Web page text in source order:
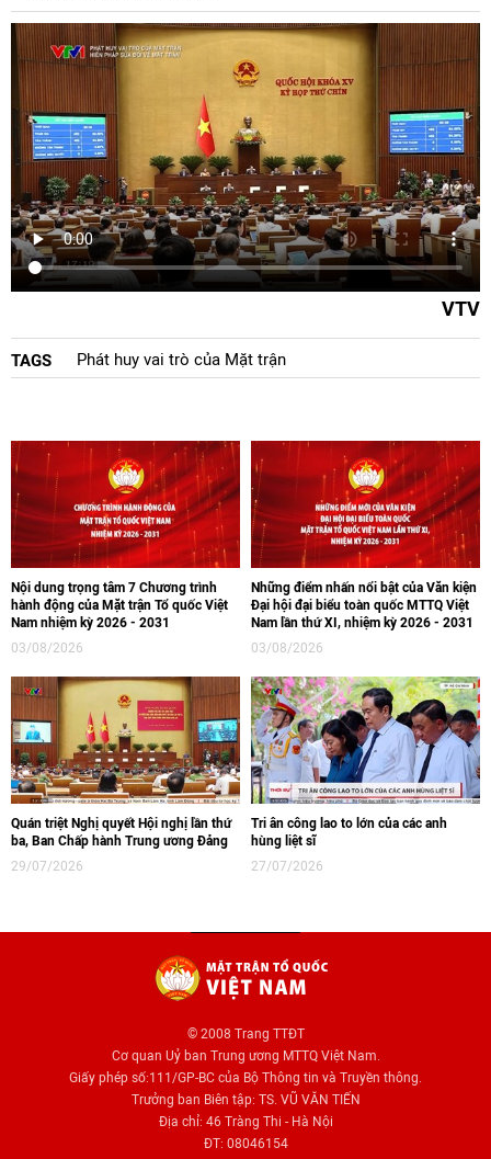
VTV
TAGS Phát huy vai trò của Mặt trận
Nội dung trọng tâm 7 Chương trình
hành động của Mặt trận Tổ quốc Việt
Nam nhiệm kỳ 2026 - 2031
03/08/2026
Những điểm nhấn nổi bật của Văn kiện
Đại hội đại biểu toàn quốc MTTQ Việt
Nam lần thứ XI, nhiệm kỳ 2026 - 2031
03/08/2026
Quán triệt Nghị quyết Hội nghị lần thứ
ba, Ban Chấp hành Trung ương Đảng
29/07/2026
Tri ân công lao to lớn của các anh
hùng liệt sĩ
27/07/2026
© 2008 Trang TTĐT
Cơ quan Uỷ ban Trung ương MTTQ Việt Nam.
Giấy phép số:111/GP-BC của Bộ Thông tin và Truyền thông.
Trưởng ban Biên tập: TS. VŨ VĂN TIẾN
Địa chỉ: 46 Tràng Thi - Hà Nội
ĐT: 08046154